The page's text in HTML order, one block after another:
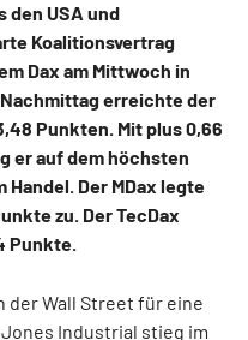
den USA und
Koalitionsvertrag
Dax am Mittwoch in
erreichte der
Punkten. Mit plus 0,66
er auf dem höchsten
Der MDax legte
zu. Der TecDax
Punkte.
der Wall Street für eine
Industrial stieg im